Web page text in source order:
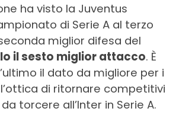
ha visto la Juventus
di Serie A al terzo
miglior difesa del
il sesto miglior attacco. È
il dato da migliore per i
di ritornare competitivi
torcere all’Inter in Serie A.